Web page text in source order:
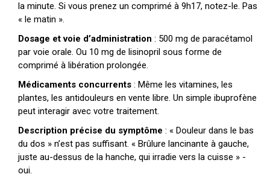
la minute. Si vous prenez un comprimé à 9h17, notez-le. Pas
« le matin ».
Dosage et voie d’administration : 500 mg de paracétamol
par voie orale. Ou 10 mg de lisinopril sous forme de
comprimé à libération prolongée.
Médicaments concurrents : Même les vitamines, les
plantes, les antidouleurs en vente libre. Un simple ibuprofène
peut interagir avec votre traitement.
Description précise du symptôme : « Douleur dans le bas
du dos » n’est pas suffisant. « Brûlure lancinante à gauche,
juste au-dessus de la hanche, qui irradie vers la cuisse » -
oui.